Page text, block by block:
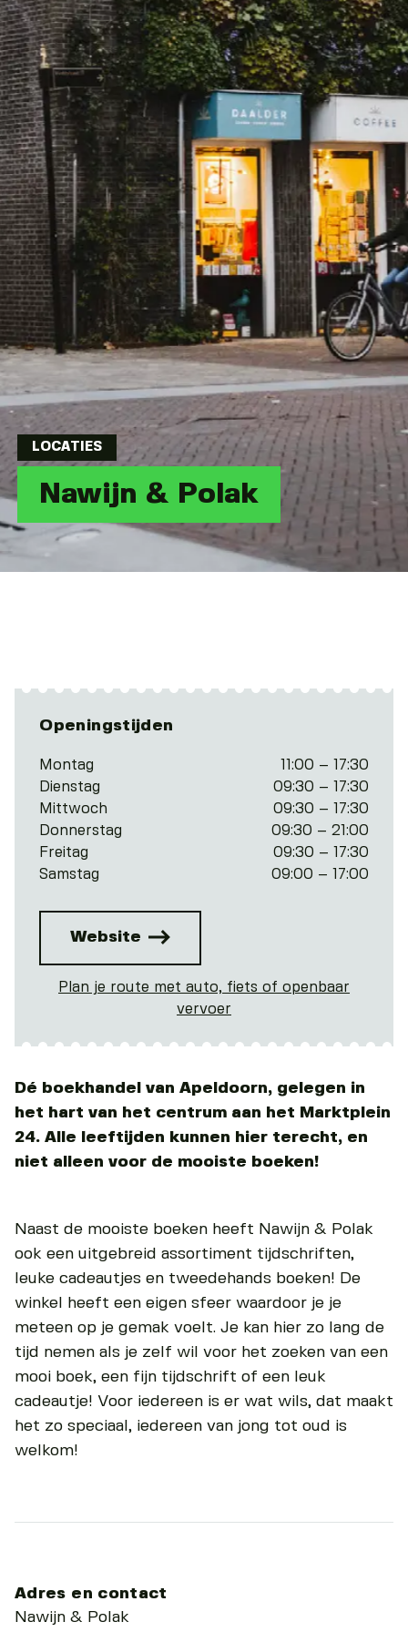
LOCATIES
Nawijn & Polak
Openingstijden
Montag
11:00 – 17:30
Dienstag
09:30 – 17:30
Mittwoch
09:30 – 17:30
Donnerstag
09:30 – 21:00
Freitag
09:30 – 17:30
Samstag
09:00 – 17:00
Website
Plan je route met auto, fiets of openbaar
vervoer
Dé boekhandel van Apeldoorn, gelegen in
het hart van het centrum aan het Marktplein
24. Alle leeftijden kunnen hier terecht, en
niet alleen voor de mooiste boeken!
Naast de mooiste boeken heeft Nawijn & Polak
ook een uitgebreid assortiment tijdschriften,
leuke cadeautjes en tweedehands boeken! De
winkel heeft een eigen sfeer waardoor je je
meteen op je gemak voelt. Je kan hier zo lang de
tijd nemen als je zelf wil voor het zoeken van een
mooi boek, een fijn tijdschrift of een leuk
cadeautje! Voor iedereen is er wat wils, dat maakt
het zo speciaal, iedereen van jong tot oud is
welkom!
Adres en contact
Nawijn & Polak